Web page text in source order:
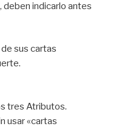
deben indicarlo antes
sus cartas
tres Atributos.
usar «cartas